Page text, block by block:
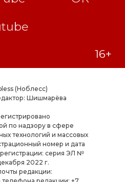
(Ноблесс)
Шишмарёва
по надзору в сфере
технологий и массовых
номер и дата
серия ЭЛ №
2022 г.
редакции:
редакции: +7